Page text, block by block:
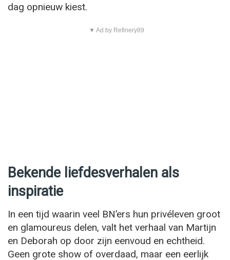
dag opnieuw kiest.
▼ Ad by Refinery89
Bekende liefdesverhalen als
inspiratie
In een tijd waarin veel BN’ers hun privéleven groot
en glamoureus delen, valt het verhaal van Martijn
en Deborah op door zijn eenvoud en echtheid.
Geen grote show of overdaad, maar een eerlijk